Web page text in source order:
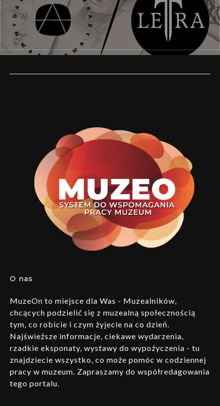
O nas
MuzeOn to miejsce dla Was - Muzealników,
chcących podzielić się z muzealną społecznością
tym, co robicie i czym żyjecie na co dzień.
Najświeższe informacje, ciekawe wydarzenia,
rzadkie eksponaty, wystawy do wypożyczenia - tu
znajdziecie wszystko, co może pomóc w codziennej
pracy w muzeum. Zapraszamy do współredagowania
tego portalu.